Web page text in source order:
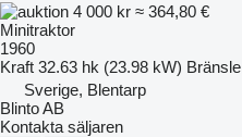
4 000 kr ≈ 364,80 €
Minitraktor
1960
Kraft 32.63 hk (23.98 kW) Bränsle
Sverige, Blentarp
Blinto AB
Kontakta säljaren